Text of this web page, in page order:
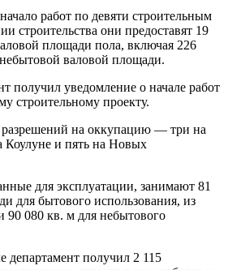
работ по девяти строительным
строительства они предоставят 19
площади пола, включая 226
валовой площади.
получил уведомление о начале работ
строительному проекту.
на оккупацию — три на
Коулуне и пять на Новых
для эксплуатации, занимают 81
для бытового использования, из
90 080 кв. м для небытового
департамент получил 2 115